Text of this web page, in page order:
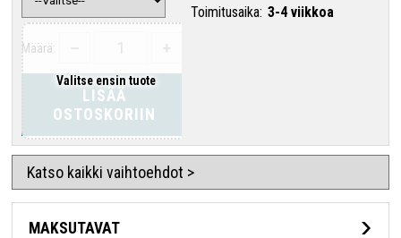
Valitse ensin tuote
Määrä:
LISÄÄ
OSTOSKORIIN
Toimitusaika: 3-4 viikkoa
Katso kaikki vaihtoehdot >
MAKSUTAVAT